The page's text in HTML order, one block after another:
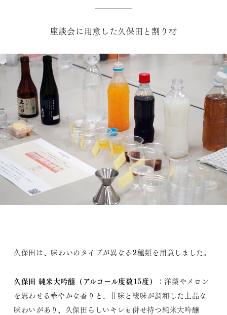
座談会に用意した久保田と割り材
久保田は、味わいのタイプが異なる2種類を用意しました。
久保田 純米大吟醸（アルコール度数15度）
：洋梨やメロン
を思わせる華やかな香りと、甘味と酸味が調和した上品な
味わいがあり、久保田らしいキレも併せ持つ純米大吟醸